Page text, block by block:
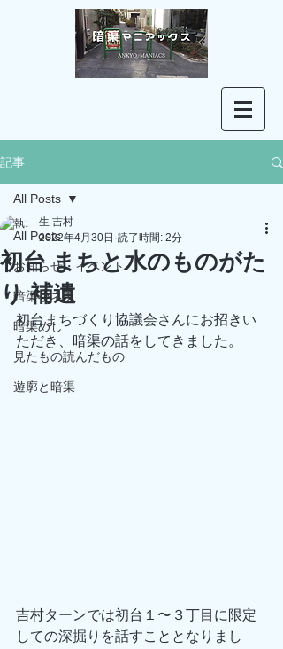
記事
All Posts
お知らせ・イベント
暗渠小ネタ
暗渠めし
見たもの読んだもの
遊廓と暗渠
All Posts
初台 まちと水のものがた
り 補遺
生 吉村
2022年4月30日 読了時間: 2分
初台まちづくり協議会さんにお招きい
ただき、暗渠の話をしてきました。
吉村ターンでは初台１〜３丁目に限定
しての深掘りを話すこととなりまし